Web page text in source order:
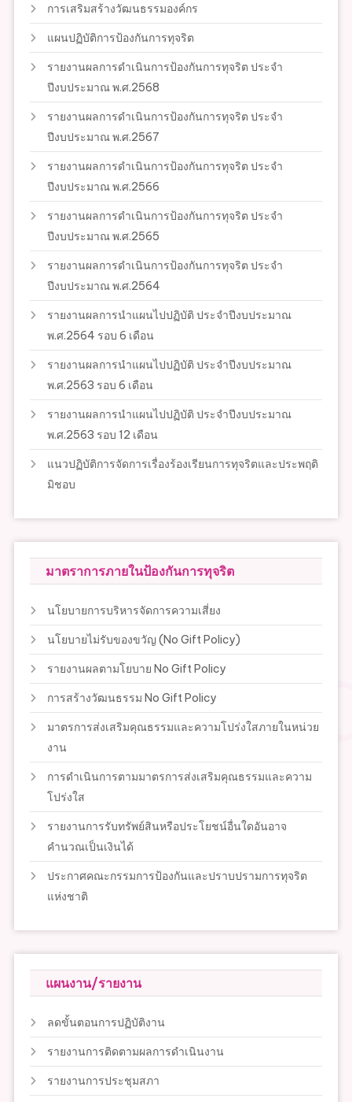
การเสริมสร้างวัฒนธรรมองค์กร
แผนปฏิบัติการป้องกันการทุจริต
รายงานผลการดำเนินการป้องกันการทุจริต ประจำ
ปีงบประมาณ พ.ศ.2568
รายงานผลการดำเนินการป้องกันการทุจริต ประจำ
ปีงบประมาณ พ.ศ.2567
รายงานผลการดำเนินการป้องกันการทุจริต ประจำ
ปีงบประมาณ พ.ศ.2566
รายงานผลการดำเนินการป้องกันการทุจริต ประจำ
ปีงบประมาณ พ.ศ.2565
รายงานผลการดำเนินการป้องกันการทุจริต ประจำ
ปีงบประมาณ พ.ศ.2564
รายงานผลการนำแผนไปปฏิบัติ ประจำปีงบประมาณ
พ.ศ.2564 รอบ 6 เดือน
รายงานผลการนำแผนไปปฏิบัติ ประจำปีงบประมาณ
พ.ศ.2563 รอบ 6 เดือน
รายงานผลการนำแผนไปปฏิบัติ ประจำปีงบประมาณ
พ.ศ.2563 รอบ 12 เดือน
แนวปฏิบัติการจัดการเรื่องร้องเรียนการทุจริตและประพฤติ
มิชอบ
มาตราการภายในป้องกันการทุจริต
นโยบายการบริหารจัดการความเสี่ยง
นโยบายไม่รับของขวัญ (No Gift Policy)
รายงานผลตามโยบาย No Gift Policy
การสร้างวัฒนธรรม No Gift Policy
มาตรการส่งเสริมคุณธรรมและความโปร่งใสภายในหน่วย
งาน
การดำเนินการตามมาตรการส่งเสริมคุณธรรมและความ
โปร่งใส
รายงานการรับทรัพย์สินหรือประโยชน์อื่นใดอันอาจ
คำนวณเป็นเงินได้
ประกาศคณะกรรมการป้องกันและปราบปรามการทุจริต
แห่งชาติ
แผนงาน/รายงาน
ลดขั้นตอนการปฏิบัติงาน
รายงานการติดตามผลการดำเนินงาน
รายงานการประชุมสภา